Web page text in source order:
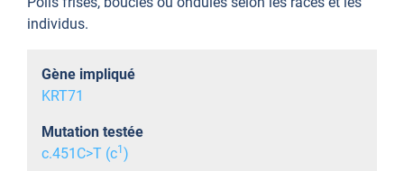
individus.
Gène impliqué
KRT71
Mutation testée
c.451C>T (c1 )